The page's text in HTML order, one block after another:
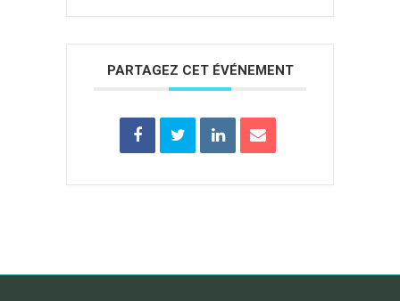
PARTAGEZ CET ÉVÉNEMENT